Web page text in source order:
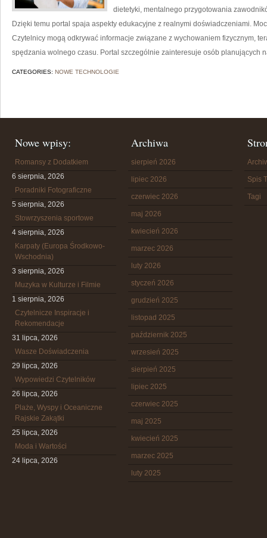
dietetyki, mentalnego przygotowania
Dzięki temu portal spaja aspekty edukacyjne z realnymi doświadczeniami.
Czytelnicy mogą odkrywać informacje związane z wychowaniem fizycznym,
spędzania wolnego czasu. Portal szczególnie zainteresuje osób planujących
CATEGORIES: NOWE TECHNOLOGIE
Nowe wpisy:
Romansy z Dodatkiem
6 sierpnia, 2026
Poradniki Fotograficzne
5 sierpnia, 2026
Stowrzyszenia sportowe
4 sierpnia, 2026
Karpaty (Europa Środkowo-
Wschodnia)
3 sierpnia, 2026
Muzyka w Kulturze i Filmie
1 sierpnia, 2026
Czytelnicze Inspiracje i
Rekomendacje
31 lipca, 2026
Wasze Doświadczenia
29 lipca, 2026
Wypowiedzi Czytelników
26 lipca, 2026
Plaże, Wyspy i Oceaniczne
Rajskie Zakątki
25 lipca, 2026
Moda i Wartości
24 lipca, 2026
Archiwa
sierpień 2026
lipiec 2026
czerwiec 2026
maj 2026
kwiecień 2026
marzec 2026
luty 2026
styczeń 2026
grudzień 2025
listopad 2025
październik 2025
wrzesień 2025
sierpień 2025
lipiec 2025
czerwiec 2025
maj 2025
kwiecień 2025
marzec 2025
luty 2025
Spis
Tagi